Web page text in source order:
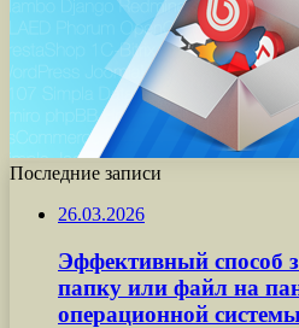
Последние записи
26.03.2026
Эффективный способ
папку или файл на
операционной